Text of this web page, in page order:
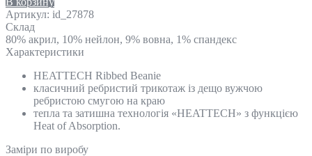
Артикул: id_27878
Склад
80% акрил, 10% нейлон, 9% вовна, 1% спандекс
Характеристики
HEATTECH Ribbed Beanie
класичний ребристий трикотаж із дещо вужчою
ребристою смугою на краю
тепла та затишна технологія «HEATTECH» з функцією
Heat of Absorption.
Замiри по виробу